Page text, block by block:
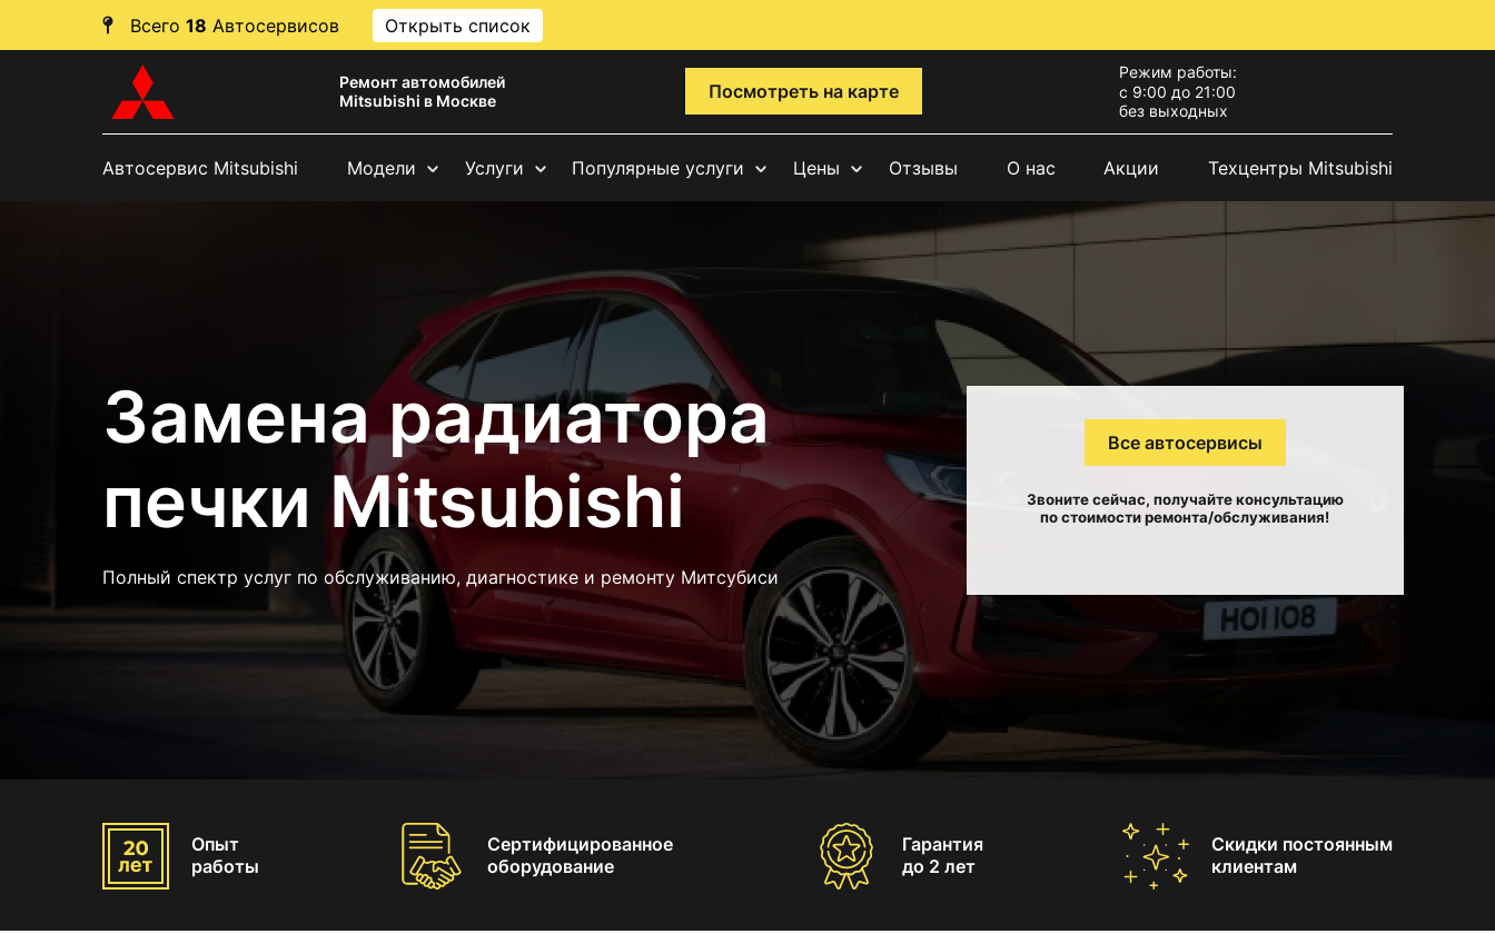
Всего 18 Автосервисов Открыть список
Ремонт автомобилей
Mitsubishi в Москве
Посмотреть на карте
Режим работы:
с 9:00 до 21:00
без выходных
Автосервис Mitsubishi Модели Услуги Популярные услуги Цены Отзывы О нас Акции Техцентры Mitsubishi
Замена радиатора
печки Mitsubishi
Полный спектр услуг по обслуживанию, диагностике и ремонту Митсубиси
Все автосервисы
Звоните сейчас, получайте консультацию
по стоимости ремонта/обслуживания!
Опыт
работы
Сертифицированное
оборудование
Гарантия
до 2 лет
Скидки постоянным
клиентам